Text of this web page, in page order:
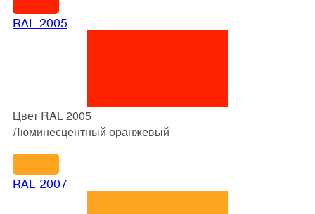
RAL 2005
Цвет RAL 2005
Люминесцентный оранжевый
RAL 2007